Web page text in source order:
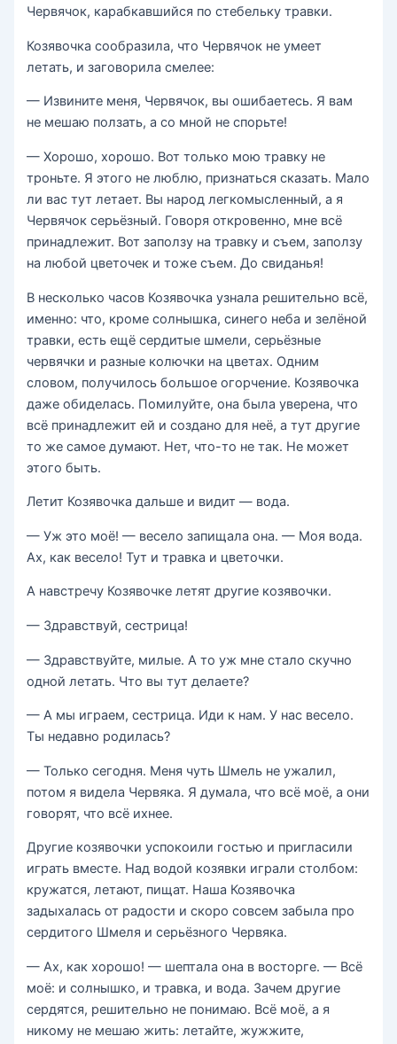
Червячок, карабкавшийся по стебельку травки.
Козявочка сообразила, что Червячок не умеет
летать, и заговорила смелее:
— Извините меня, Червячок, вы ошибаетесь. Я вам
не мешаю ползать, а со мной не спорьте!
— Хорошо, хорошо. Вот только мою травку не
троньте. Я этого не люблю, признаться сказать. Мало
ли вас тут летает. Вы народ легкомысленный, а я
Червячок серьёзный. Говоря откровенно, мне всё
принадлежит. Вот заползу на травку и съем, заползу
на любой цветочек и тоже съем. До свиданья!
В несколько часов Козявочка узнала решительно всё,
именно: что, кроме солнышка, синего неба и зелёной
травки, есть ещё сердитые шмели, серьёзные
червячки и разные колючки на цветах. Одним
словом, получилось большое огорчение. Козявочка
даже обиделась. Помилуйте, она была уверена, что
всё принадлежит ей и создано для неё, а тут другие
то же самое думают. Нет, что-то не так. Не может
этого быть.
Летит Козявочка дальше и видит — вода.
— Уж это моё! — весело запищала она. — Моя вода.
Ах, как весело! Тут и травка и цветочки.
А навстречу Козявочке летят другие козявочки.
— Здравствуй, сестрица!
— Здравствуйте, милые. А то уж мне стало скучно
одной летать. Что вы тут делаете?
— А мы играем, сестрица. Иди к нам. У нас весело.
Ты недавно родилась?
— Только сегодня. Меня чуть Шмель не ужалил,
потом я видела Червяка. Я думала, что всё моё, а они
говорят, что всё ихнее.
Другие козявочки успокоили гостью и пригласили
играть вместе. Над водой козявки играли столбом:
кружатся, летают, пищат. Наша Козявочка
задыхалась от радости и скоро совсем забыла про
сердитого Шмеля и серьёзного Червяка.
— Ах, как хорошо! — шептала она в восторге. — Всё
моё: и солнышко, и травка, и вода. Зачем другие
сердятся, решительно не понимаю. Всё моё, а я
никому не мешаю жить: летайте, жужжите,